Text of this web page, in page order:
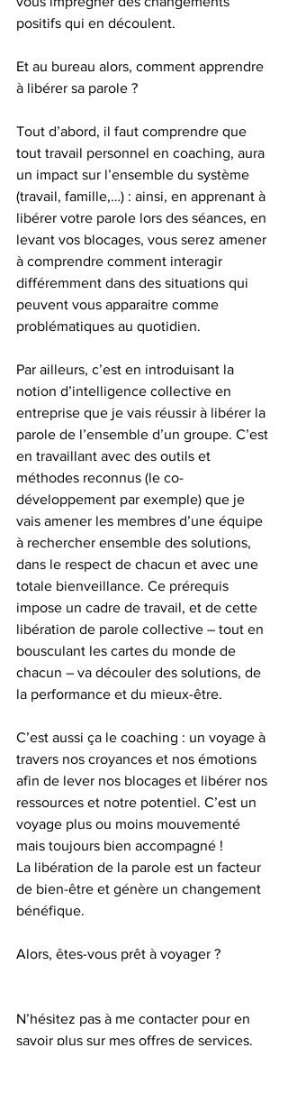
positifs qui en découlent.
Et au bureau alors, comment apprendre
à libérer sa parole ?
Tout d’abord, il faut comprendre que
tout travail personnel en coaching, aura
un impact sur l’ensemble du système
(travail, famille,…) : ainsi, en apprenant à
libérer votre parole lors des séances, en
levant vos blocages, vous serez amener
à comprendre comment interagir
différemment dans des situations qui
peuvent vous apparaitre comme
problématiques au quotidien.
Par ailleurs, c’est en introduisant la
notion d’intelligence collective en
entreprise que je vais réussir à libérer la
parole de l’ensemble d’un groupe. C’est
en travaillant avec des outils et
méthodes reconnus (le co-
développement par exemple) que je
vais amener les membres d’une équipe
à rechercher ensemble des solutions,
dans le respect de chacun et avec une
totale bienveillance. Ce prérequis
impose un cadre de travail, et de cette
libération de parole collective – tout en
bousculant les cartes du monde de
chacun – va découler des solutions, de
la performance et du mieux-être.
C’est aussi ça le coaching : un voyage à
travers nos croyances et nos émotions
afin de lever nos blocages et libérer nos
ressources et notre potentiel. C’est un
voyage plus ou moins mouvementé
mais toujours bien accompagné !
La libération de la parole est un facteur
de bien-être et génère un changement
bénéfique.
Alors, êtes-vous prêt à voyager ?
N’hésitez pas à me contacter pour en
savoir plus sur mes offres de services.